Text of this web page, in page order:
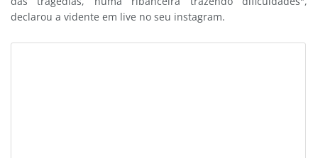
declarou a vidente em live no seu instagram.